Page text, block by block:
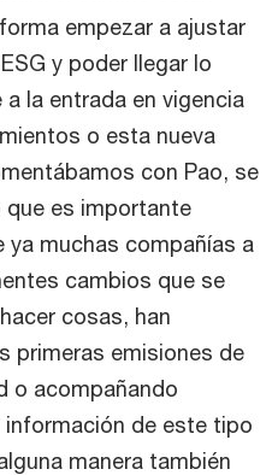
empezar a ajustar
y poder llegar lo
la entrada en vigencia
o esta nueva
con Pao, se
que es importante
ya muchas compañías a
cambios que se
cosas, han
primeras emisiones de
o acompañando
de este tipo
manera también